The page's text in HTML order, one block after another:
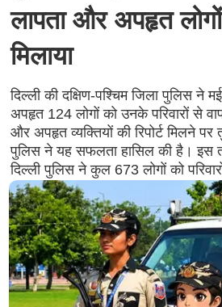
लापता और अपहृत लोगों
मिलाया
दिल्ली की दक्षिण-पश्चिम जिला पुलिस ने
अपहृत 124 लोगों को उनके परिवारों से
और अपहृत व्यक्तियों की रिपोर्ट मिलने पर
पुलिस ने यह सफलता हासिल की है। इस
दिल्ली पुलिस ने कुल 673 लोगों को